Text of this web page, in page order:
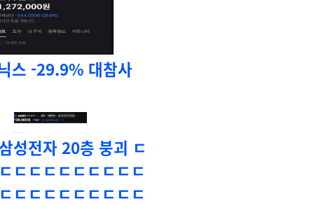
스 -29.9% 대참사
성전자 20층 붕괴 ㄷ
ㄷㄷㄷㄷㄷㄷㄷㄷㄷ
ㄷㄷㄷㄷㄷㄷㄷㄷㄷ